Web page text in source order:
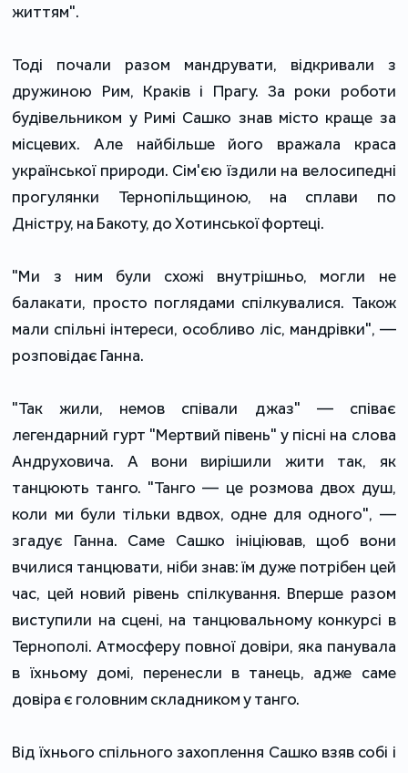
життям".
Тоді почали разом мандрувати, відкривали з
дружиною Рим, Краків і Прагу. За роки роботи
будівельником у Римі Сашко знав місто краще за
місцевих. Але найбільше його вражала краса
української природи. Сім'єю їздили на велосипедні
прогулянки Тернопільщиною, на сплави по
Дністру, на Бакоту, до Хотинської фортеці.
"Ми з ним були схожі внутрішньо, могли не
балакати, просто поглядами спілкувалися. Також
мали спільні інтереси, особливо ліс, мандрівки", —
розповідає Ганна.
"Так жили, немов співали джаз" — співає
легендарний гурт "Мертвий півень" у пісні на слова
Андруховича. А вони вирішили жити так, як
танцюють танго. "Танго — це розмова двох душ,
коли ми були тільки вдвох, одне для одного", —
згадує Ганна. Саме Сашко ініціював, щоб вони
вчилися танцювати, ніби знав: їм дуже потрібен цей
час, цей новий рівень спілкування. Вперше разом
виступили на сцені, на танцювальному конкурсі в
Тернополі. Атмосферу повної довіри, яка панувала
в їхньому домі, перенесли в танець, адже саме
довіра є головним складником у танго.
Від їхнього спільного захоплення Сашко взяв собі і